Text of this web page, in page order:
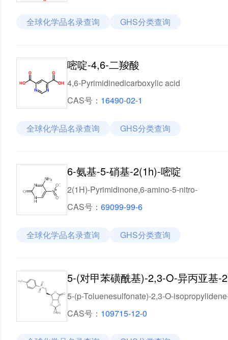
全球化学品名录查询 GHS分类查询
嘧啶-4,6-二羧酸
4,6-Pyrimidinedicarboxylic acid
CAS号： 16490-02-1
全球化学品名录查询 GHS分类查询
6-氨基-5-硝基-2(1h)-嘧啶
2(1H)-Pyrimidinone,6-amino-5-nitro-
CAS号： 69099-99-6
全球化学品名录查询 GHS分类查询
5-(对甲苯磺酰基)-2,3-O-异丙亚基-
5-(p-Toluenesulfonate)-2,3-O-
CAS号： 109715-12-0